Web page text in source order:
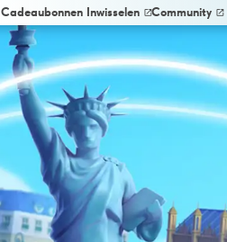
Cadeaubonnen Inwisselen Community